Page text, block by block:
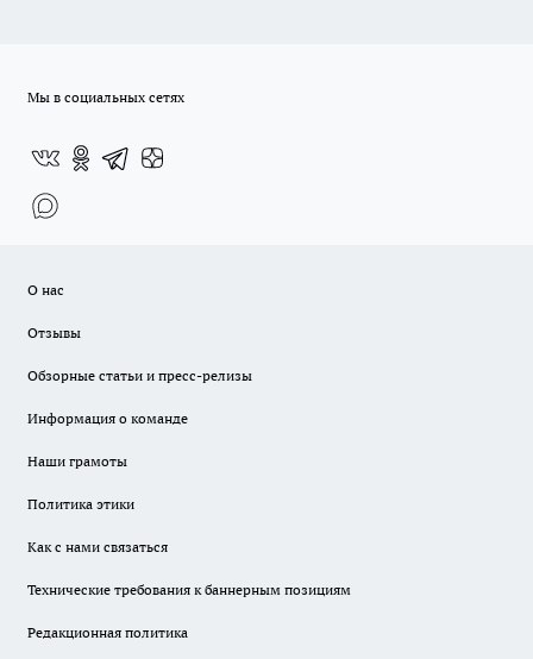
Мы в социальных сетях
О нас
Отзывы
Обзорные статьи и пресс-релизы
Информация о команде
Наши грамоты
Политика этики
Как с нами связаться
Технические требования к баннерным позициям
Редакционная политика